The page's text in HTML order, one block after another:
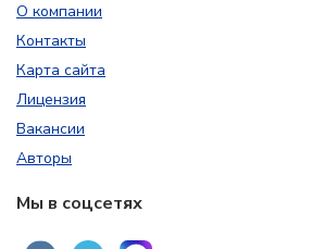
О компании
Контакты
Карта сайта
Лицензия
Вакансии
Авторы
Мы в соцсетях